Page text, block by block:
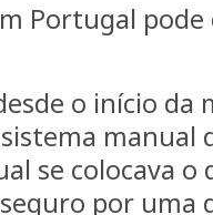
Portugal
o início da
se colocava
por uma